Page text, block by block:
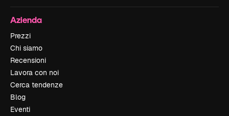
Azienda
Prezzi
Chi siamo
Recensioni
Lavora con noi
Cerca tendenze
Blog
Eventi